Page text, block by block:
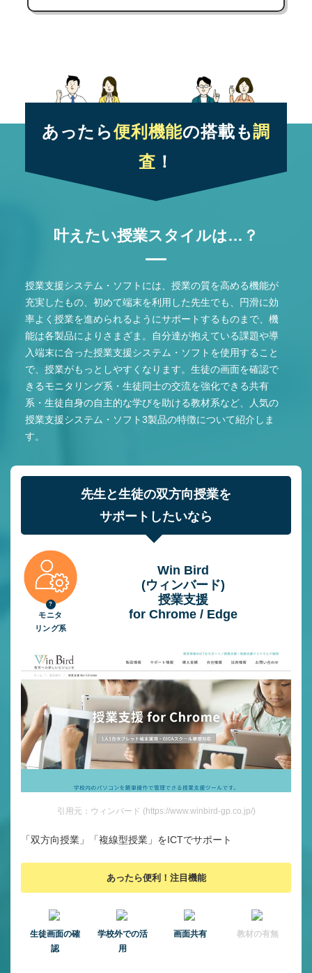
あったら便利機能の搭載も調
査 ！
叶えたい授業スタイルは…？
授業支援システム・ソフトには、授業の質を高める機能が
充実したもの、初めて端末を利用した先生でも、円滑に効
率よく授業を進められるようにサポートするものまで、機
能は各製品によりさまざま。自分達が抱えている課題や導
入端末に合った授業支援システム・ソフトを使用すること
で、授業がもっとしやすくなります。生徒の画面を確認で
きるモニタリング系・生徒同士の交流を強化できる共有
系・生徒自身の自主的な学びを助ける教材系など、人気の
授業支援システム・ソフト3製品の特徴について紹介しま
す。
先生と生徒の双方向授業を
サポートしたいなら
モニタ
リング系
Win Bird
(ウィンバード)
授業⽀援
for Chrome / Edge
引用元：ウィンバード (https://www.winbird-gp.co.jp/)
「双方向授業」「複線型授業」をICTでサポート
あったら便利！注目機能
⽣徒画⾯の確
認
学校外での活
用
画面共有 教材の有無